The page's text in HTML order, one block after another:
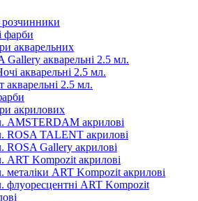
фарби
акварельних
Gallery акварельні 2.5 мл.
акварельні 2.5 мл.
акварельні 2.5 мл.
акрилових
AMSTERDAM акрилові
ROSA TALENT акрилові
ROSA Gallery акрилові
ART Kompozit акрилові
металіки ART Kompozit акрилові
флуоресцентні ART Kompozit